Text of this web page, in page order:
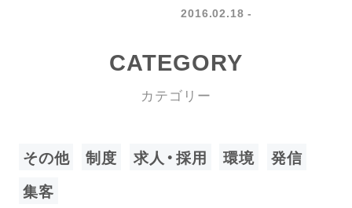
2016.02.18
CATEGORY
カテゴリー
その他 制度 求人・採用 環境
発信
集客